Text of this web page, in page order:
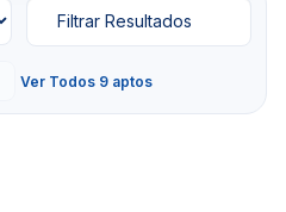
Ver Todos 9 aptos
Filtrar Resultados